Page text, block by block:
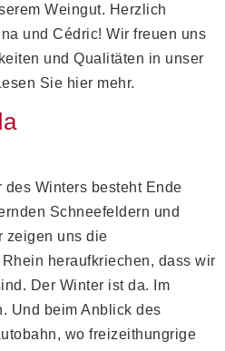
Weingut. Herzlich
und Cédric! Wir freuen uns
und Qualitäten in unser
Sie hier mehr.
Winters besteht Ende
Schneefeldern und
zeigen uns die
heraufkriechen, dass wir
Der Winter ist da. Im
Und beim Anblick des
wo freizeithungrige